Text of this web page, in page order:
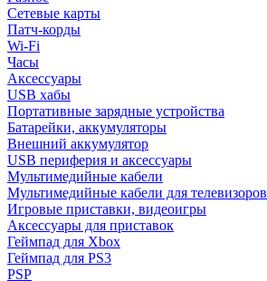
Сетевые карты
Патч-корды
Wi-Fi
Часы
Аксессуары
USB хабы
Портативные зарядные устройства
Батарейки, аккумуляторы
Внешний аккумулятор
USB периферия и аксессуары
Мультимедийные кабели
Мультимедийные кабели для телевизоров
Игровые приставки, видеоигры
Аксессуары для приставок
Геймпад для Xbox
Геймпад для PS3
PSP